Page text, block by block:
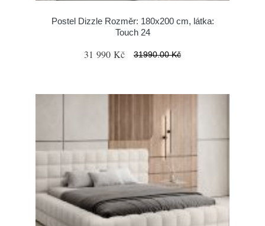
Postel Dizzle Rozměr: 180x200 cm, látka:
Touch 24
31 990 Kč 31990.00 Kč